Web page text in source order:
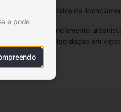
de pedidos de
de licenciamento
com a legislação em vigor.
e pode